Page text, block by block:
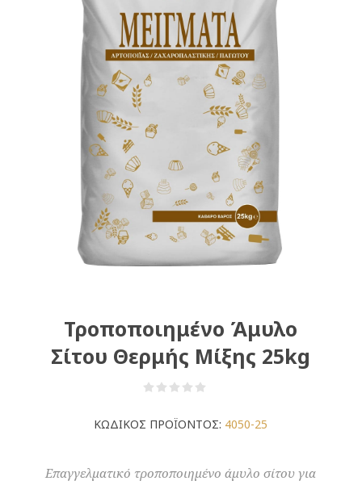
Τροποποιημένο Άμυλο
Σίτου Θερμής Μίξης 25kg
ΚΩΔΙΚΟΣ ΠΡΟΪΟΝΤΟΣ: 4050-25
Επαγγελματικό τροποποιημένο άμυλο σίτου για